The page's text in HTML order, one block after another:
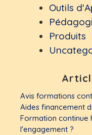
Outils
Produits
Avis formations
Aides financement
Formation continue
l'engagement ?